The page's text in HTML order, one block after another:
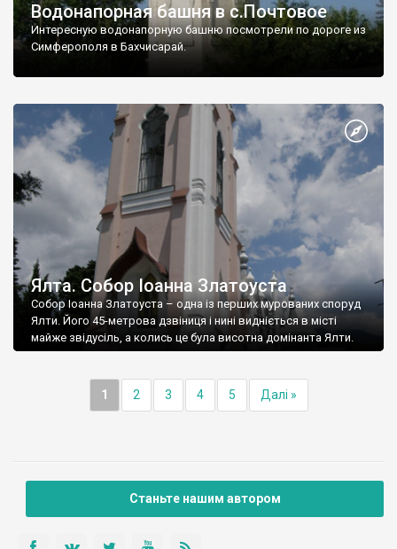
Водонапорная башня в с.Почтовое
Интересную водонапорную башню посмотрели по дороге из
Симферополя в Бахчисарай.
Ялта. Собор Іоанна Златоуста
Собор Іоанна Златоуста – одна із перших мурованих споруд
Ялти. Його 45-метрова дзвіниця і нині видніється в місті
майже звідусіль, а колись це була висотна домінанта Ялти.
1 2 3 4 5 Далі »
Станьте нашим автором